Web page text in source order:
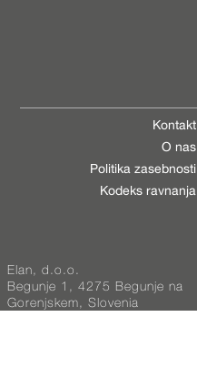
Kontakt
O nas
Politika zasebnosti
Kodeks ravnanja
Elan, d.o.o.
Begunje 1, 4275 Begunje na
Gorenjskem, Slovenia